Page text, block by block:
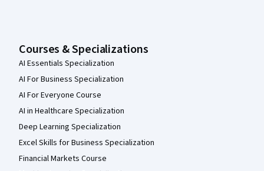
Courses & Specializations
AI Essentials Specialization
AI For Business Specialization
AI For Everyone Course
AI in Healthcare Specialization
Deep Learning Specialization
Excel Skills for Business Specialization
Financial Markets Course